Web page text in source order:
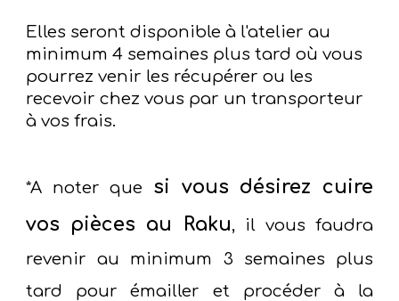
Elles seront disponible à l'atelier au
minimum 4 semaines plus tard où vous
pourrez venir les récupérer ou les
recevoir chez vous par un transporteur
à vos frais.
*A noter que si vous désirez cuire
vos pièces au Raku, il vous faudra
revenir au minimum 3 semaines plus
tard pour émailler et procéder à la